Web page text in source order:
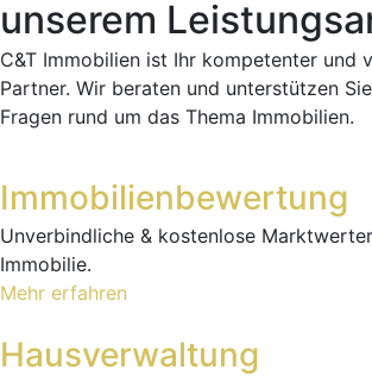
unserem
C&T Immobilien ist Ihr kompetenter und
Partner. Wir beraten und unterstützen
Fragen rund um das Thema Immobilien.
Immobilien­bewertung
Unverbindliche & kostenlose
Immobilie.
Mehr erfahren
Hausver­waltung